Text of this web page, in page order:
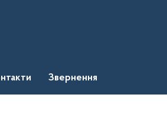
Звернення